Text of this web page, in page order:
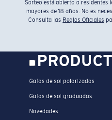
Sorteo está abierto a residentes
mayores de 18 años. No es
Consulta las Reglas Oficiales
Gafas de sol polarizadas
Gafas de sol graduadas
Novedades